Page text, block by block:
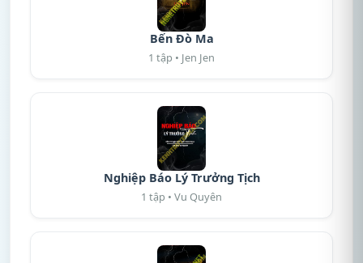
Bến Đò Ma
1 tập • Jen Jen
Nghiệp Báo Lý Trưởng Tịch
1 tập • Vu Quyên